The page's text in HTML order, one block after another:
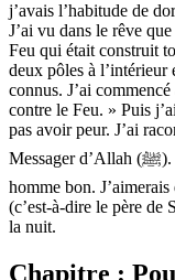
j’avais l’habitude de
J’ai vu dans le rêve
Feu qui était construit
deux pôles à l’intérieur
connus. J’ai
contre le Feu. » Puis
pas avoir peur. J’ai
Messager d’Allah (ﷺ). Le Prophète a dit : « Abdullah est un
homme bon.
(c’est-à-dire le père de
la nuit.
Chapitre :